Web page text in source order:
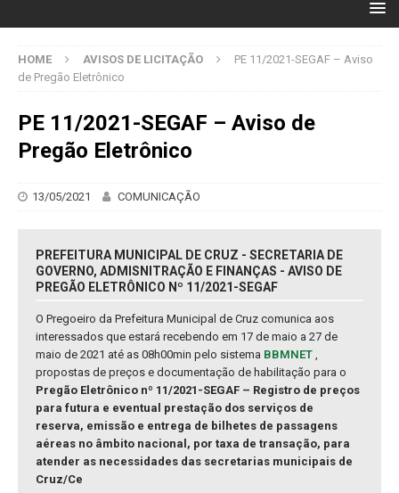
HOME AVISOS DE LICITAÇÃO
PE 11/2021-SEGAF – Aviso
de Pregão Eletrônico
PE 11/2021-SEGAF – Aviso de
Pregão Eletrônico
13/05/2021 COMUNICAÇÃO
PREFEITURA MUNICIPAL DE CRUZ - SECRETARIA DE
GOVERNO, ADMISNITRAÇÃO E FINANÇAS - AVISO DE
PREGÃO ELETRÔNICO Nº 11/2021-SEGAF
O Pregoeiro da Prefeitura Municipal de Cruz comunica aos
interessados que estará recebendo em 17 de maio a 27 de
maio de 2021 até as 08h00min pelo sistema BBMNET ,
propostas de preços e documentação de habilitação para o
Pregão Eletrônico nº 11/2021-SEGAF – Registro de preços
para futura e eventual prestação dos serviços de
reserva, emissão e entrega de bilhetes de passagens
aéreas no âmbito nacional, por taxa de transação, para
atender as necessidades das secretarias municipais de
Cruz/Ce